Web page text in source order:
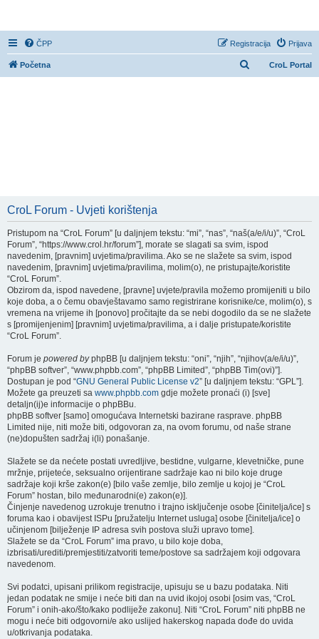
ČPP Prijava
Registracija
CroL Portal
Početna
CroL Forum - Uvjeti korištenja
Pristupom na “CroL Forum” [u daljnjem tekstu: “mi”, “nas”, “naš(a/e/i/u)”, “CroL
Forum”, “https://www.crol.hr/forum”], morate se slagati sa svim, ispod
navedenim, [pravnim] uvjetima/pravilima. Ako se ne slažete sa svim, ispod
navedenim, [pravnim] uvjetima/pravilima, molim(o), ne pristupajte/koristite
“CroL Forum”.
Obzirom da, ispod navedene, [pravne] uvjete/pravila možemo promijeniti u bilo
koje doba, a o čemu obavještavamo samo registrirane korisnike/ce, molim(o), s
vremena na vrijeme ih [ponovo] pročitajte da se nebi dogodilo da se ne slažete
s [promijenjenim] [pravnim] uvjetima/pravilima, a i dalje pristupate/koristite
“CroL Forum”.
Forum je powered byphpBB [u daljnjem tekstu: “oni”, “njih”, “njihov(a/e/i/u)”,
“phpBB softver”, “www.phpbb.com”, “phpBB Limited”, “phpBB Tim(ovi)”].
Dostupan je pod “GNU General Public License v2” [u daljnjem tekstu: “GPL”].
Možete ga preuzeti sa www.phpbb.com gdje možete pronaći (i) [sve]
detaljn(ij)e informacije o phpBBu.
phpBB softver [samo] omogućava Internetski bazirane rasprave. phpBB
Limited nije, niti može biti, odgovoran za, na ovom forumu, od naše strane
(ne)dopušten sadržaj i(li) ponašanje.
Slažete se da nećete postati uvredljive, bestidne, vulgarne, klevetničke, pune
mržnje, prijeteće, seksualno orijentirane sadržaje kao ni bilo koje druge
sadržaje koji krše zakon(e) [bilo vaše zemlje, bilo zemlje u kojoj je “CroL
Forum” hostan, bilo međunarodni(e) zakon(e)].
Činjenje navedenog uzrokuje trenutno i trajno isključenje osobe [činitelja/ice] s
foruma kao i obavijest ISPu [pružatelju Internet usluga] osobe [činitelja/ice] o
učinjenom [bilježenje IP adresa svih postova služi upravo tome].
Slažete se da “CroL Forum” ima pravo, u bilo koje doba,
izbrisati/urediti/premjestiti/zatvoriti teme/postove sa sadržajem koji odgovara
navedenom.
Svi podatci, upisani prilikom registracije, upisuju se u bazu podataka. Niti
jedan podatak ne smije i neće biti dan na uvid ikojoj osobi [osim vas, “CroL
Forum” i onih-ako/što/kako podliježe zakonu]. Niti “CroL Forum” niti phpBB ne
mogu i neće biti odgovorni/e ako uslijed hakerskog napada dođe do uvida
u/otkrivanja podataka.